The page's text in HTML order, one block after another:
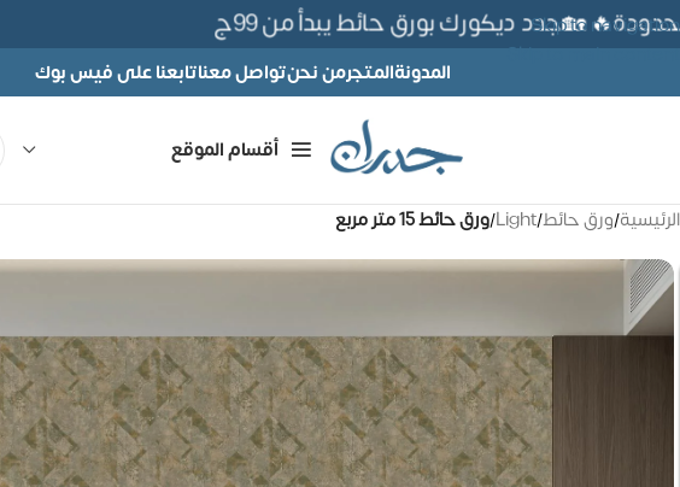
Skip to navigation
Skip to main content
🏡جدد ديكورك بورق حائط يبدأ من 99ج
المدونةالمتجرمن نحنتواصل معناتابعنا على فيس بوك
أقسام الموقع
الرئيسية/ورق حائط/
Light
/ورق حائط 15 متر مربع